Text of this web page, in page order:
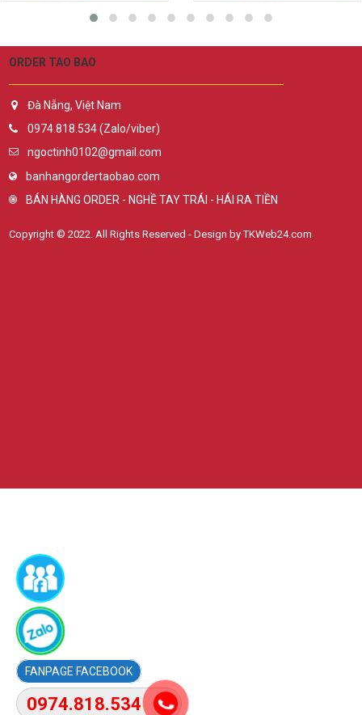
ORDER TAO BAO
Đà Nẵng, Việt Nam
0974.818.534 (Zalo/viber)
ngoctinh0102@gmail.com
banhangordertaobao.com
BÁN HÀNG ORDER - NGHỀ TAY TRÁI - HÁI RA TIỀN
Copyright © 2022. All Rights Reserved - Design by TKWeb24.com
0974.818.534
FACEBOOK